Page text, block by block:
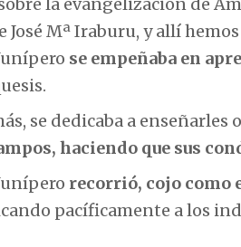
José Mª Iraburu, y allí
se empeñaba en
se dedicaba a enseñarles
haciendo que sus
recorrió, cojo como
pacíficamente a los